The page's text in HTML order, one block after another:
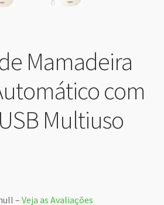
Mamadeira
com
Multiuso
– Veja as Avaliações